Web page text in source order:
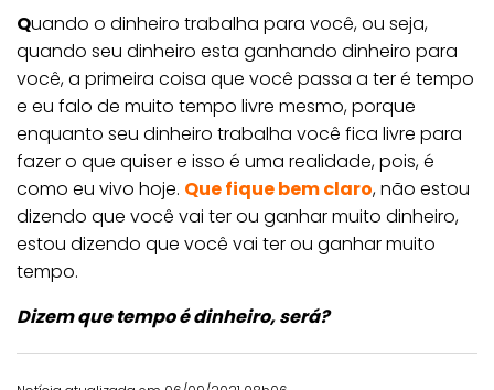
Quando o dinheiro trabalha para você, ou seja,
quando seu dinheiro esta ganhando dinheiro para
você, a primeira coisa que você passa a ter é tempo
e eu falo de muito tempo livre mesmo, porque
enquanto seu dinheiro trabalha você fica livre para
fazer o que quiser e isso é uma realidade, pois, é
como eu vivo hoje. Que fique bem claro, não estou
dizendo que você vai ter ou ganhar muito dinheiro,
estou dizendo que você vai ter ou ganhar muito
tempo.
Dizem que tempo é dinheiro, será?